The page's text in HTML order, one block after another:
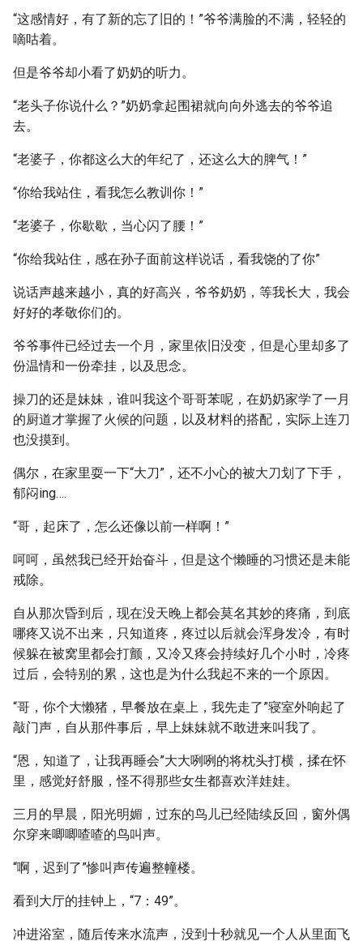
“这感情好，有了新的忘了旧的！”爷爷满脸的不满，轻轻的
嘀咕着。
但是爷爷却小看了奶奶的听力。
“老头子你说什么？”奶奶拿起围裙就向向外逃去的爷爷追
去。
“老婆子，你都这么大的年纪了，还这么大的脾气！”
“你给我站住，看我怎么教训你！”
“老婆子，你歇歇，当心闪了腰！”
“你给我站住，感在孙子面前这样说话，看我饶的了你”
说话声越来越小，真的好高兴，爷爷奶奶，等我长大，我会
好好的孝敬你们的。
爷爷事件已经过去一个月，家里依旧没变，但是心里却多了
份温情和一份牵挂，以及思念。
操刀的还是妹妹，谁叫我这个哥哥苯呢，在奶奶家学了一月
的厨道才掌握了火候的问题，以及材料的搭配，实际上连刀
也没摸到。
偶尔，在家里耍一下“大刀”，还不小心的被大刀划了下手，
郁闷ing….
“哥，起床了，怎么还像以前一样啊！”
呵呵，虽然我已经开始奋斗，但是这个懒睡的习惯还是未能
戒除。
自从那次昏到后，现在没天晚上都会莫名其妙的疼痛，到底
哪疼又说不出来，只知道疼，疼过以后就会浑身发冷，有时
候躲在被窝里都会打颤，又冷又疼会持续好几个小时，冷疼
过后，会特别的累，这也是为什么我起不来的一个原因。
“哥，你个大懒猪，早餐放在桌上，我先走了”寝室外响起了
敲门声，自从那件事后，早上妹妹就不敢进来叫我了。
“恩，知道了，让我再睡会”大大咧咧的将枕头打横，揉在怀
里，感觉好舒服，怪不得那些女生都喜欢洋娃娃。
三月的早晨，阳光明媚，过东的鸟儿已经陆续反回，窗外偶
尔穿来唧唧喳喳的鸟叫声。
“啊，迟到了”惨叫声传遍整幢楼。
看到大厅的挂钟上，“7：49”。
冲进浴室，随后传来水流声，没到十秒就见一个人从里面飞